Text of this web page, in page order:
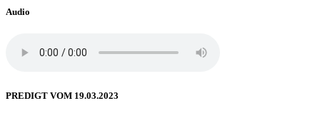
Audio
PREDIGT VOM 19.03.2023